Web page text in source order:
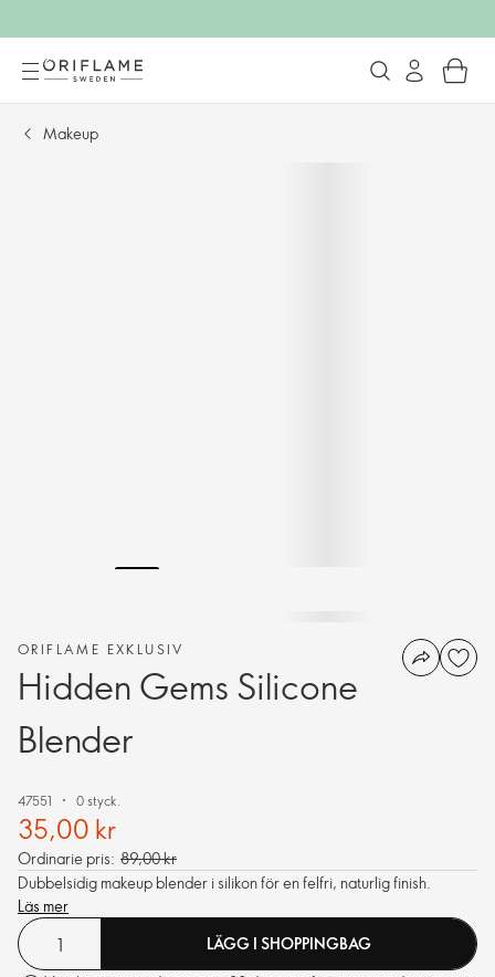
Makeup
ORIFLAME EXKLUSIV
Hidden Gems Silicone
Blender
47551 0 styck.
35,00 kr
Ordinarie pris: 89,00 kr
Dubbelsidig makeup blender i silikon för en felfri, naturlig finish.
Läs mer
LÄGG I SHOPPINGBAG